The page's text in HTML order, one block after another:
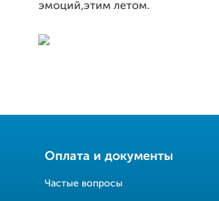
эмоций,этим летом.
Оплата и документы
Частые вопросы